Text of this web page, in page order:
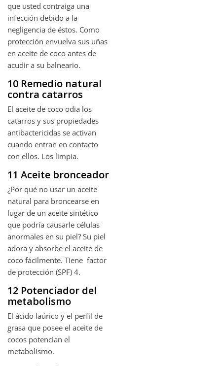
que usted contraiga una
infección debido a la
negligencia de éstos. Como
protección envuelva sus uñas
en aceite de coco antes de
acudir a su balneario.
10 Remedio natural
contra catarros
El aceite de coco odia los
catarros y sus propiedades
antibactericidas se activan
cuando entran en contacto
con ellos. Los limpia.
11 Aceite bronceador
¿Por qué no usar un aceite
natural para broncearse en
lugar de un aceite sintético
que podría causarle células
anormales en su piel? Su piel
adora y absorbe el aceite de
coco fácilmente. Tiene factor
de protección (SPF) 4.
12 Potenciador del
metabolismo
El ácido laúrico y el perfil de
grasa que posee el aceite de
cocos potencian el
metabolismo.